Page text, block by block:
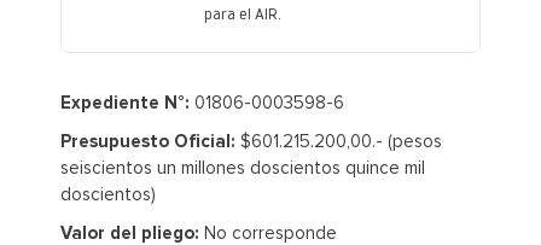
para el AIR.
Expediente N°: 01806-0003598-6
Presupuesto Oficial: $601.215.200,00.- (pesos
seiscientos un millones doscientos quince mil
doscientos)
Valor del pliego: No corresponde